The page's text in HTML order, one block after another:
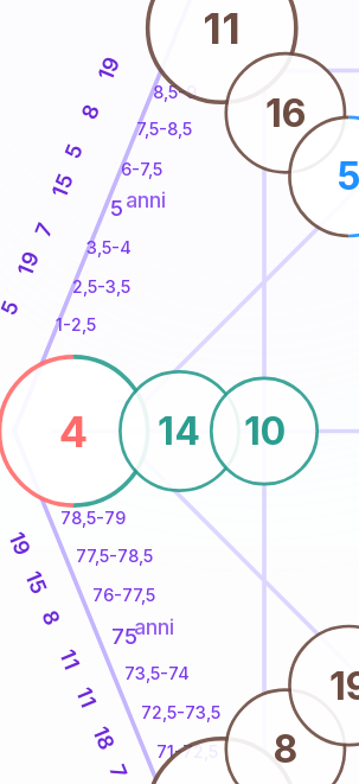
1-2,5
2,5-3,5
3,5-4
6-7,5
7,5-8,5
8,5-9
71-72,5
72,5-73,5
73,5-74
76-77,5
77,5-78,5
78,5-79
5
19
7
15
5
8
19
7
18
11
11
8
15
19
4
11
14 10
16
5
8
5anni
75anni